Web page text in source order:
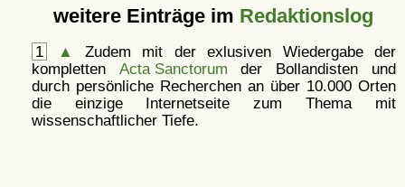
weitere Einträge im Redaktionslog
1 ▲
Zudem mit der exlusiven Wiedergabe der
kompletten Acta Sanctorum der Bollandisten und
durch persönliche Recherchen an über 10.000 Orten
die einzige Internetseite zum Thema mit
wissenschaftlicher Tiefe.